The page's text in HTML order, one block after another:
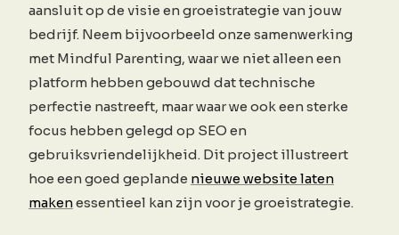
aansluit op de visie en groeistrategie van jouw
bedrijf. Neem bijvoorbeeld onze samenwerking
met Mindful Parenting, waar we niet alleen een
platform hebben gebouwd dat technische
perfectie nastreeft, maar waar we ook een sterke
focus hebben gelegd op SEO en
gebruiksvriendelijkheid. Dit project illustreert
hoe een goed geplande nieuwe website laten
makenessentieel kan zijn voor je groeistrategie.